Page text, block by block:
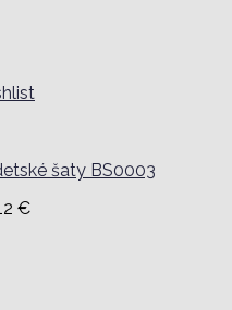
šaty BS0003
€Price